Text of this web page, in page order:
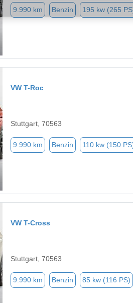
9.990 km Benzin 195 kw (265
VW T-Roc
Stuttgart, 70563
9.990 km Benzin 110 kw (150
VW T-Cross
Stuttgart, 70563
9.990 km Benzin 85 kw (116 PS)